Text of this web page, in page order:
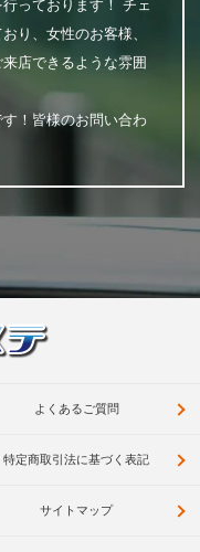
っております！ チェ
り、女性のお客様、
店できるような雰囲
！皆様のお問い合わ
よくあるご質問
特定商取引法に基づく表記
サイトマップ